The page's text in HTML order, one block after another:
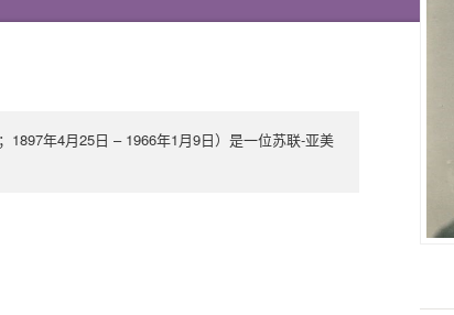
1897年4月25日 – 1966年1月9日）是一位苏联-亚美